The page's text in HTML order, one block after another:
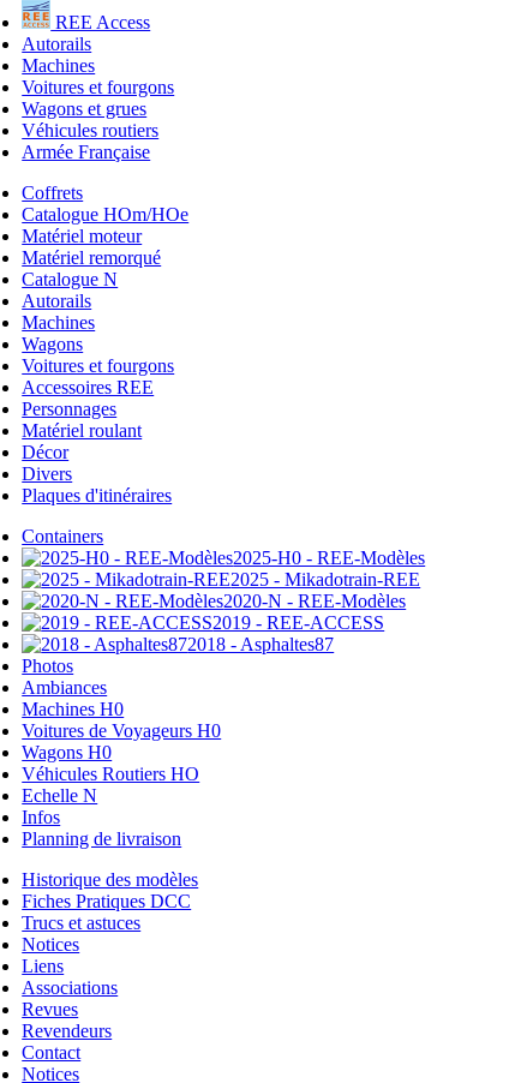
REE Access
Autorails
Machines
Voitures et fourgons
Wagons et grues
Véhicules routiers
Armée Française
Coffrets
Catalogue HOm/HOe
Matériel moteur
Matériel remorqué
Catalogue N
Autorails
Machines
Wagons
Voitures et fourgons
Accessoires REE
Personnages
Matériel roulant
Décor
Divers
Plaques d'itinéraires
Containers
2025-H0 - REE-Modèles
2025 - Mikadotrain-REE
2020-N - REE-Modèles
2019 - REE-ACCESS
2018 - Asphaltes87
Photos
Ambiances
Machines H0
Voitures de Voyageurs H0
Wagons H0
Véhicules Routiers HO
Echelle N
Infos
Planning de livraison
Historique des modèles
Fiches Pratiques DCC
Trucs et astuces
Notices
Liens
Associations
Revues
Revendeurs
Contact
Notices